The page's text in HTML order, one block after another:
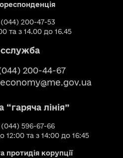
200-47-53
та з 14.00 до 16.45
200-44-67
лінія”
596-67-66
та з 14:00 до 16:45
протидія корупції